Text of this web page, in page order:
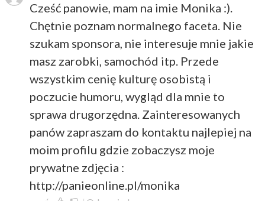
Cześć panowie, mam na imie Monika :).
Chętnie poznam normalnego faceta. Nie
szukam sponsora, nie interesuje mnie jakie
masz zarobki, samochód itp. Przede
wszystkim cenię kulturę osobistą i
poczucie humoru, wygląd dla mnie to
sprawa drugorzędna. Zainteresowanych
panów zapraszam do kontaktu najlepiej na
moim profilu gdzie zobaczysz moje
prywatne zdjęcia :
http://panieonline.pl/monika